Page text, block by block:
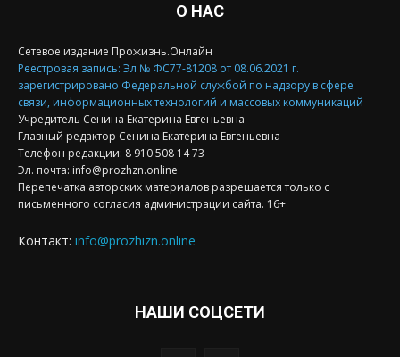
О НАС
Сетевое издание Прожизнь.Онлайн
Реестровая запись: Эл № ФС77-81208 от 08.06.2021 г.
зарегистрировано Федеральной службой по надзору в сфере
связи, информационных технологий и массовых коммуникаций
Учредитель Сенина Екатерина Евгеньевна
Главный редактор Сенина Екатерина Евгеньевна
Телефон редакции: 8 910 508 14 73
Эл. почта: info@prozhzn.online
Перепечатка авторских материалов разрешается только с
письменного согласия администрации сайта. 16+
Контакт: info@prozhizn.online
НАШИ СОЦСЕТИ